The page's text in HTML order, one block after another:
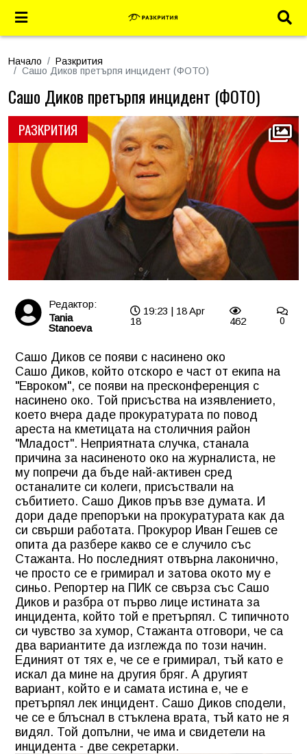
Начало
Разкрития
Сашо Диков претърпя инцидент (ФОТО)
РАЗКРИТИЯ
Сашо Диков претърпя инцидент (ФОТО)
Редактор:
Tania
Stanoeva
19:23 | 18 Apr
18
462 0
Сашо Диков се появи с насинено око
Сашо Диков, който отскоро е част от екипа на
"Евроком", се появи на пресконференция с
насинено око. Той присъства на изявлението,
което вчера даде прокуратурата по повод
ареста на кметицата на столичния район
"Младост". Неприятната случка, станала
причина за насиненото око на журналиста, не
му попречи да бъде най-активен сред
останалите си колеги, присъствали на
събитието. Сашо Диков пръв взе думата. И
дори даде препоръки на прокуратурата как да
си свърши работата. Прокурор Иван Гешев се
опита да разбере какво се е случило със
Стажанта. Но последният отвърна лаконично,
че просто се е гримирал и затова окото му е
синьо. Репортер на ПИК се свърза със Сашо
Диков и разбра от първо лице истината за
инцидента, който той е претърпял. С типичното
си чувство за хумор, Стажанта отговори, че са
два вариантите да изглежда по този начин.
Единият от тях е, че се е гримирал, тъй като е
искал да мине на другия бряг. А другият
вариант, който е и самата истина е, че е
претърпял лек инцидент. Сашо Диков сподели,
че се е блъснал в стъклена врата, тъй като не я
видял. Той допълни, че има и свидетели на
инцидента - две секретарки.